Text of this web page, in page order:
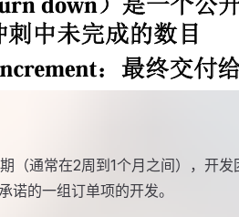
（通常在2周到1个月之间），开发
诺的一组订单项的开发。